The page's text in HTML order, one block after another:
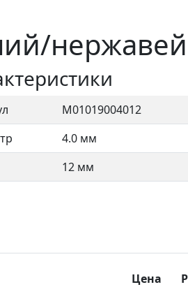
М01019004012
4.0 мм
12 мм
Цена